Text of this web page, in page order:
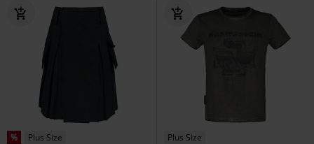
% Plus Size Plus Size